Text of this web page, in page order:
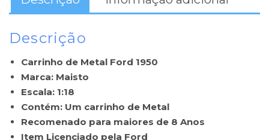
Descrição
Carrinho de Metal Ford 1950
Marca: Maisto
Escala: 1:18
Contém: Um carrinho de Metal
Recomenado para maiores de 8 Anos
Item Licenciado pela Ford